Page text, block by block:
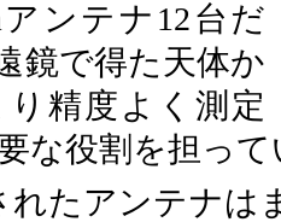
ンテナ12台だ
鏡で得た天体か
精度よく測定
な役割を担って
れたアンテナは